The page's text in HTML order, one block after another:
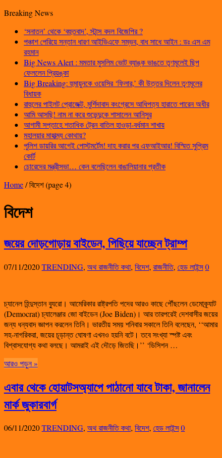
Breaking News
‘সনাতন’ থেকে ‘বহুতবাদ’, স্টান্স বদল বিজেপির ?
পঞ্চাশ পেরিয়ে সন্তান ধারণ আইভিএফে সম্ভব, বাধ সাধে আইন : ডঃ এস এম
রহমান
Big News Alert : মমতার মুসলিম ভোট ব্যাঙ্ক ভাঙতে তৃণমূলেই ছিপ
ফেললেন প্রিয়ঙ্কা
Big Breaking: হুমায়ুনকে ওয়েসির ‘ফিলার,’ কী উত্তর দিলেন তৃণমূলের
বিধায়ক
রাহুলের পাইলট প্রোজেক্ট, মুর্শিদাবাদ কংগ্রেসে আধিপত্য হারাতে পারেন অধীর
আমি আসছি! নাম না করে শুভেন্দুকে শাসালেন আনিসুর
আগামী সপ্তাহে শতাধিক ট্রেন বাতিল হাওড়া-বর্ধমান শাখায়
মহালয়ার মাহাত্ম্য কোথায়?
পুলিশ ডায়রির আগেই পোস্টমর্টেম! দাহ করার পর এফআইআর! বিস্মিত সুপ্রিম
কোর্ট
চোরেদের মন্ত্রীসভা… কেন বলেছিলেন বাঙালিয়ানার প্রতীক
Home/বিদেশ(page 4)
বিদেশ
জয়ের দোড়গোড়ায় বাইডেন, পিছিয়ে যাচ্ছেন ট্রাম্প
07/11/2020TRENDING, অথ রাজনীতি কথা, বিদেশ, রাজনীতি, হেড লাইন্স0
চ্যানেল হিন্দুস্তান ব্যুরো। আমেরিকার রাষ্ট্রপতি পদের আরও কাছে পৌঁছলেন ডেমোক্র্যাট
(Democrat) চ্যালেঞ্জার জো বাইডেন (Joe Biden)। আর তারপরেই দেশবাসীর জয়ের
জন্য ধন্যবাদ জ্ঞাপন করলেন তিনি। ভারতীয় সময় শনিবার সকালে তিনি বলেছেন, ‘‘আমার
সহ-নাগরিকরা, জয়ের চূড়ান্ত ঘোষণা এখনও হয়নি বটে। তবে সংখ্যা স্পষ্ট এবং
বিশ্বাসযোগ্য কথা বলছে। আমরাই এই দৌড়ে জিতছি।’’ ‘ডিসিশন …
আরও পড়ুন »
এবার থেকে হোয়াটসঅ্যাপে পাঠানো যাবে টাকা, জানালেন
মার্ক জুকারবার্গ
06/11/2020TRENDING, অথ রাজনীতি কথা, বিদেশ, হেড লাইন্স0